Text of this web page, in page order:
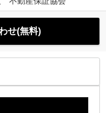
せ(無料)